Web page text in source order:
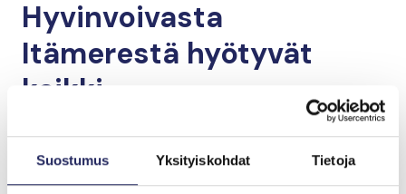
Suostumus Yksityiskohdat Tietoja
Hyvinvoivasta
Itämerestä hyötyvät
kaikki
Hyvinvoiva luonto on itseisarvo, mutta Itämerellä on
merkitystä myös taloudellisesti. Itämeren huono tila